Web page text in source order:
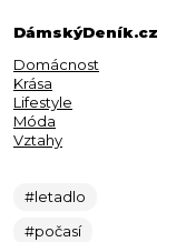
DámskýDeník.cz
Domácnost
Krása
Lifestyle
Móda
Vztahy
#letadlo
#počasí